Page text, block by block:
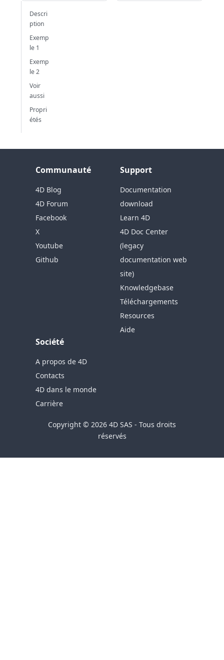
Descri
ption
Exemp
le 1
Exemp
le 2
Voir
aussi
Propri
étés
Communauté
4D Blog
4D Forum
Facebook
X
Youtube
Github
Support
Documentation
download
Learn 4D
4D Doc Center
(legacy
documentation web
site)
Knowledgebase
Téléchargements
Resources
Aide
Société
A propos de 4D
Contacts
4D dans le monde
Carrière
Copyright © 2026 4D SAS - Tous droits
réservés